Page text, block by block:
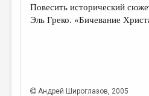
ВКОНТАКТЕ
Повесить исторический
Эль Греко. «Бичевание
Андрей Широглазов, 2005